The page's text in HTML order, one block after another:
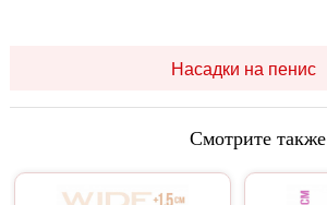
Насадки на пенис
Смотрите также